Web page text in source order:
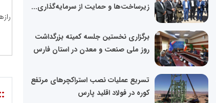
زیرساخت‌ها و حمایت از سرمایه‌گذاری...
برگزاری نخستین جلسه کمیته بزرگداشت
روز ملی صنعت و معدن در استان فارس
تسریع عملیات نصب استراکچرهای مرتفع
کوره در فولاد اقلید پارس